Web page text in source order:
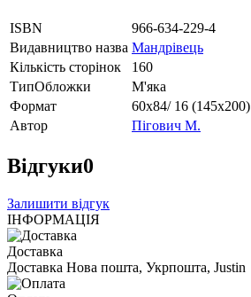
ISBN
966-634-229-4
Видавництво назва Мандрівець
Кількість сторінок
160
ТипОбложки
М'яка
Формат
60х84/ 16 (145х200)
Автор
Пігович М.
Відгуки0
Залишити відгук
ІНФОРМАЦІЯ
Доставка
Доставка Нова пошта, Укрпошта, Justin